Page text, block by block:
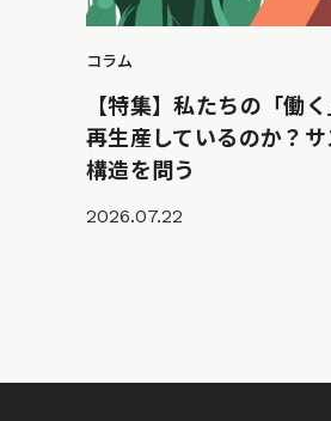
コラム
【特集】私たちの「働
再生産しているのか？
構造を問う
2026.07.22